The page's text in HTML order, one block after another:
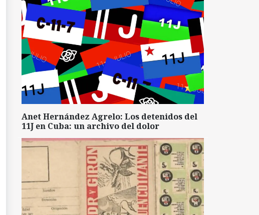
Anet Hernández Agrelo: Los detenidos del
11J en Cuba: un archivo del dolor